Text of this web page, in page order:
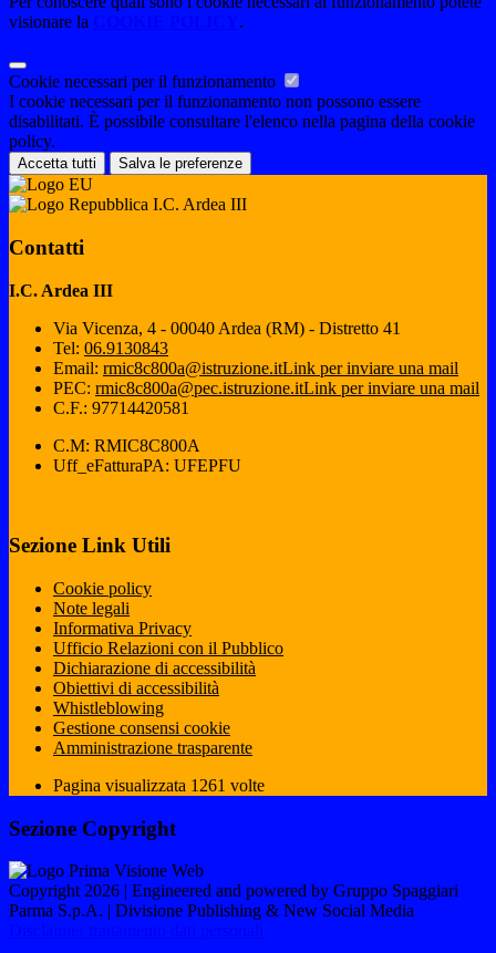
visionare la
.
Cookie necessari per il funzionamento
I cookie necessari per il funzionamento non possono essere
disabilitati. È possibile consultare l'elenco nella pagina della cookie
policy.
Accetta tutti Salva le preferenze
I.C. Ardea III
Contatti
I.C. Ardea III
Via Vicenza, 4 - 00040 Ardea (RM) - Distretto 41
Tel: 06.9130843
Email: rmic8c800a@istruzione.itLink per inviare una mail
PEC: rmic8c800a@pec.istruzione.itLink per inviare una mail
C.F.: 97714420581
C.M: RMIC8C800A
Uff_eFatturaPA: UFEPFU
Sezione Link Utili
Cookie policy
Note legali
Informativa Privacy
Ufficio Relazioni con il Pubblico
Dichiarazione di accessibilità
Obiettivi di accessibilità
Whistleblowing
Gestione consensi cookie
Amministrazione trasparente
Pagina visualizzata 1261 volte
Sezione Copyright
Copyright 2026 | Engineered and powered by Gruppo Spaggiari
Parma S.p.A. | Divisione Publishing & New Social Media